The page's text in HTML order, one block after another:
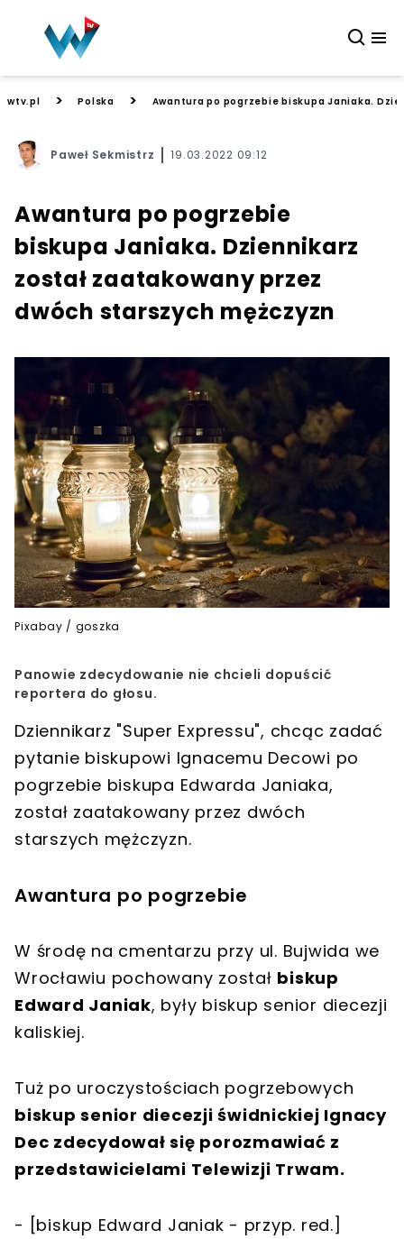
wtv.pl > Polska > Awantura po pogrzebie biskupa Janiaka.
Paweł Sekmistrz 19.03.2022 09:12
Awantura po pogrzebie
biskupa Janiaka. Dziennikarz
został zaatakowany przez
dwóch starszych mężczyzn
Pixabay / goszka
Panowie zdecydowanie nie chcieli dopuścić
reportera do głosu.
Dziennikarz "Super Expressu", chcąc zadać
pytanie biskupowi Ignacemu Decowi po
pogrzebie biskupa Edwarda Janiaka,
został zaatakowany przez dwóch
starszych mężczyzn.
Awantura po pogrzebie
W środę na cmentarzu przy ul. Bujwida we
Wrocławiu pochowany został biskup
Edward Janiak, były biskup senior diecezji
kaliskiej.
Tuż po uroczystościach pogrzebowych
biskup senior diecezji świdnickiej Ignacy
Dec zdecydował się porozmawiać z
przedstawicielami Telewizji Trwam.
- [biskup Edward Janiak - przyp. red.]